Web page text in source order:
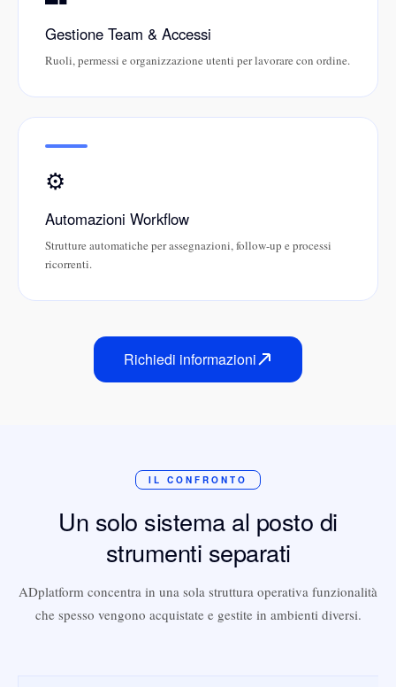
Gestione Team & Accessi
Ruoli, permessi e organizzazione utenti per lavorare con ordine.
⚙️
Automazioni Workflow
Strutture automatiche per assegnazioni, follow-up e processi
ricorrenti.
Richiedi informazioni
IL CONFRONTO
Un solo sistema al posto di
strumenti separati
ADplatform concentra in una sola struttura operativa funzionalità
che spesso vengono acquistate e gestite in ambienti diversi.